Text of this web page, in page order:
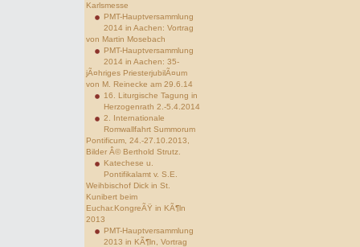
Karlsmesse
PMT-Hauptversammlung
2014 in Aachen: Vortrag
von Martin Mosebach
PMT-Hauptversammlung
2014 in Aachen: 35-
jÃ¤hriges PriesterjubilÃ¤um
von M. Reinecke am 29.6.14
16. Liturgische Tagung in
Herzogenrath 2.-5.4.2014
2. Internationale
Romwallfahrt Summorum
Pontificum, 24.-27.10.2013,
Bilder Â© Berthold Strutz.
Katechese u.
Pontifikalamt v. S.E.
Weihbischof Dick in St.
Kunibert beim
Euchar.KongreÃŸ in KÃ¶ln
2013
PMT-Hauptversammlung
2013 in KÃ¶ln, Vortrag